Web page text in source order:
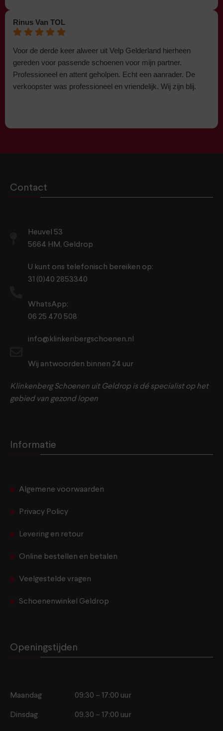
Rinus Van TOL
Voor de derde keer alweer uit Velp Gelderland hierheen
gereden voor passende schoenen voor mijn partner.
Professioneel en attent geholpen. Echt een aanrader. De
verkoopster was professioneel en vriendelijk. Wij zijn blij.
Contact
Heuvel 53
5664 HM, Geldrop
U kunt ons telefonisch bereiken op:
31 (0)40 2853340
WhatsApp:
06 25 470 508
info@klinkenbergschoenen.nl
Wij antwoorden binnen 24 uur
Klinkenberg Schoenen uit Geldrop is dé specialist op het
gebied van gezond lopen
Informatie
Algemene voorwaarden
Privacy Policy
Levering en retour
Online bestellen en betalen
Veelgestelde vragen
Schoenenwinkel Geldrop
Openingstijden
Maandag 09:30 – 17:00 uur
Dinsdag 09.30 – 17:00 uur